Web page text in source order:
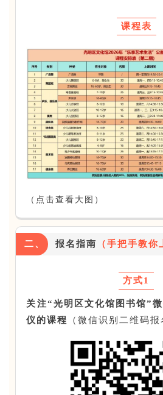
课程表
（点击查看大图）
二、 报名指南 （手把手教你
方式1
关注“光明区文化馆图书馆”
仪的课程
（微信识别二维码报